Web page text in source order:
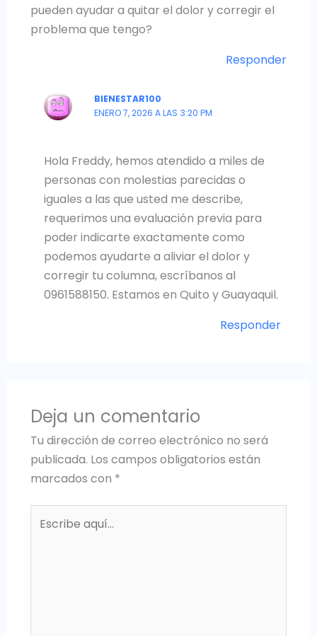
pueden ayudar a quitar el dolor y corregir el
problema que tengo?
Responder
BIENESTAR100
ENERO 7, 2026 A LAS 3:20 PM
Hola Freddy, hemos atendido a miles de
personas con molestias parecidas o
iguales a las que usted me describe,
requerimos una evaluación previa para
poder indicarte exactamente como
podemos ayudarte a aliviar el dolor y
corregir tu columna, escríbanos al
0961588150. Estamos en Quito y Guayaquil.
Responder
Deja un comentario
Tu dirección de correo electrónico no será
publicada. Los campos obligatorios están
marcados con *
aquí...